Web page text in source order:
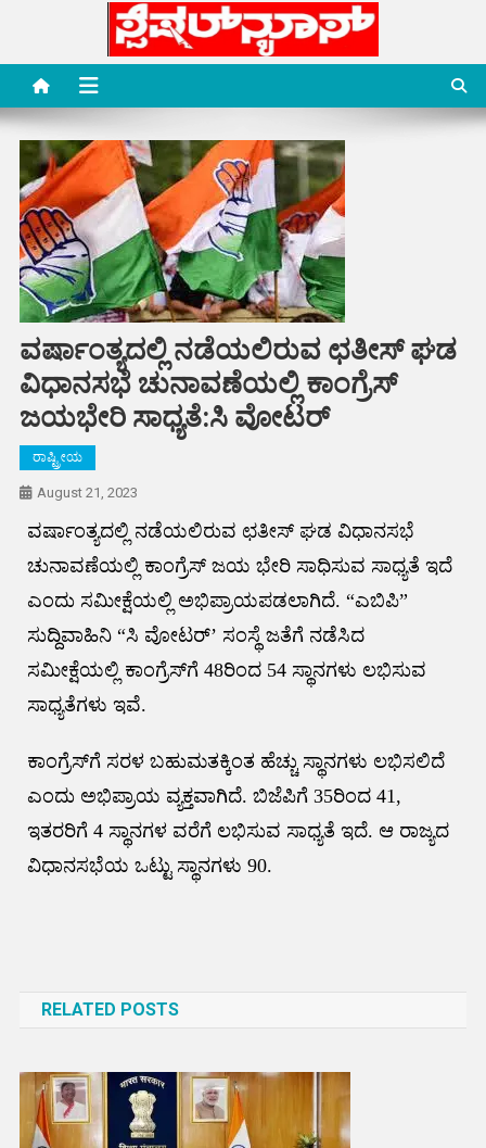
content
Special News Media
Special News Media
ವರ್ಷಾಂತ್ಯದಲ್ಲಿ ನಡೆಯಲಿರುವ ಛತೀಸ್ ಘಡ
ವಿಧಾನಸಭೆ ಚುನಾವಣೆಯಲ್ಲಿ ಕಾಂಗ್ರೆಸ್‌
ಜಯಭೇರಿ ಸಾಧ್ಯತೆ:ಸಿ ವೋಟರ್
ರಾಷ್ಟ್ರೀಯ
August 21, 2023
ವರ್ಷಾಂತ್ಯದಲ್ಲಿ ನಡೆಯಲಿರುವ ಛತೀಸ್ ಘಡ ವಿಧಾನಸಭೆ
ಚುನಾವಣೆಯಲ್ಲಿ ಕಾಂಗ್ರೆಸ್‌ ಜಯ ಭೇರಿ ಸಾಧಿಸುವ ಸಾಧ್ಯತೆ ಇದೆ
ಎಂದು ಸಮೀಕ್ಷೆಯಲ್ಲಿ ಅಭಿಪ್ರಾಯಪಡಲಾಗಿದೆ. “ಎಬಿಪಿ”
ಸುದ್ದಿವಾಹಿನಿ “ಸಿ ವೋಟರ್‌’ ಸಂಸ್ಥೆ ಜತೆಗೆ ನಡೆಸಿದ
ಸಮೀಕ್ಷೆಯಲ್ಲಿ ಕಾಂಗ್ರೆಸ್‌ಗೆ 48ರಿಂದ 54 ಸ್ಥಾನಗಳು ಲಭಿಸುವ
ಸಾಧ್ಯತೆಗಳು ಇವೆ.
ಕಾಂಗ್ರೆಸ್‌ಗೆ ಸರಳ ಬಹುಮತಕ್ಕಿಂತ ಹೆಚ್ಚು ಸ್ಥಾನಗಳು ಲಭಿಸಲಿದೆ
ಎಂದು ಅಭಿಪ್ರಾಯ ವ್ಯಕ್ತವಾಗಿದೆ. ಬಿಜೆಪಿಗೆ 35ರಿಂದ 41,
ಇತರರಿಗೆ 4 ಸ್ಥಾನಗಳ ವರೆಗೆ ಲಭಿಸುವ ಸಾಧ್ಯತೆ ಇದೆ. ಆ ರಾಜ್ಯದ
ವಿಧಾನಸಭೆಯ ಒಟ್ಟು ಸ್ಥಾನಗಳು 90.
RELATED POSTS